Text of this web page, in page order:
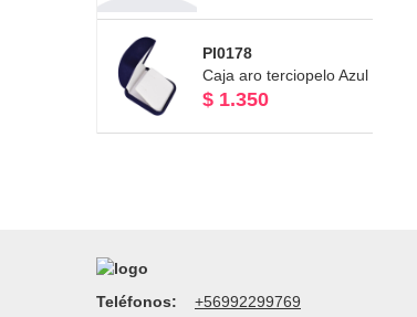
PI0178
Caja aro terciopelo Azul
$ 1.350
Teléfonos:
+56992299769